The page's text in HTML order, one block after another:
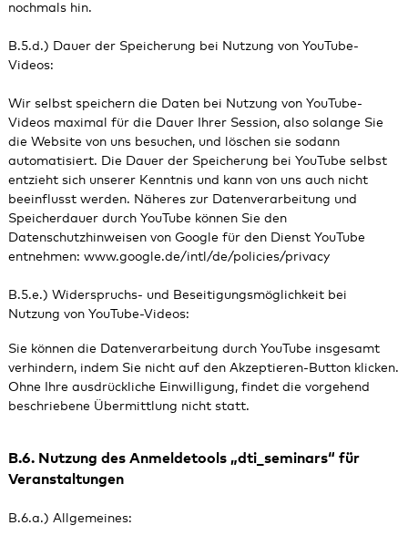
nochmals hin.
B.5.d.) Dauer der Speicherung bei Nutzung von YouTube-
Videos:
Wir selbst speichern die Daten bei Nutzung von YouTube-
Videos maximal für die Dauer Ihrer Session, also solange Sie
die Website von uns besuchen, und löschen sie sodann
automatisiert. Die Dauer der Speicherung bei YouTube selbst
entzieht sich unserer Kenntnis und kann von uns auch nicht
beeinflusst werden. Näheres zur Datenverarbeitung und
Speicherdauer durch YouTube können Sie den
Datenschutzhinweisen von Google für den Dienst YouTube
entnehmen: www.google.de/intl/de/policies/privacy
B.5.e.) Widerspruchs- und Beseitigungsmöglichkeit bei
Nutzung von YouTube-Videos:
Sie können die Datenverarbeitung durch YouTube insgesamt
verhindern, indem Sie nicht auf den Akzeptieren-Button klicken.
Ohne Ihre ausdrückliche Einwilligung, findet die vorgehend
beschriebene Übermittlung nicht statt.
B.6. Nutzung des Anmeldetools „dti_seminars“ für
Veranstaltungen
B.6.a.) Allgemeines: